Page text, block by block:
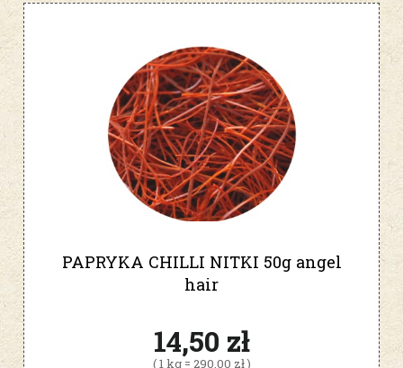
PAPRYKA CHILLI NITKI 50g angel
hair
14,50 zł
( 1 kg = 290,00 zł )